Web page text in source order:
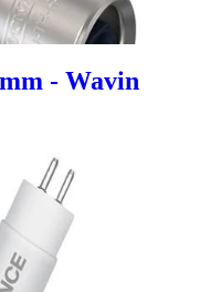
- Wavin